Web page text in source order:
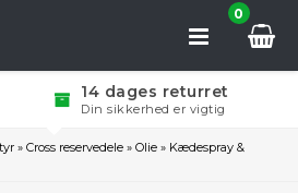
0
14 dages returret
Din sikkerhed er vigtig
»Cross reservedele »Olie » Kædespray &